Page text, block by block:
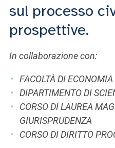
SEI UN DOCENTE O UN MEMBRO
sul processo
prospettive.
In collaborazione con:
FACOLTÀ DI
DIPARTIMENTO DI
CORSO DI LAUREA
GIURISPRUDENZA
CORSO DI DIRITTO